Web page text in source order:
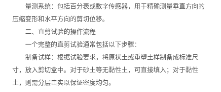
量测系统：包括百分表或数字传感器，用于精确测量垂直方向的
压缩变形和水平方向的剪切位移。
二、直剪试验的操作流程
一个完整的直剪试验通常包括以下步骤：
制备试样：根据试验要求，将原状土或重塑土样制备成标准尺
寸，放入剪切盒中。对于砂土等无黏性土，可直接填入；对于黏性
土，则需分层击实以保证密度均匀。